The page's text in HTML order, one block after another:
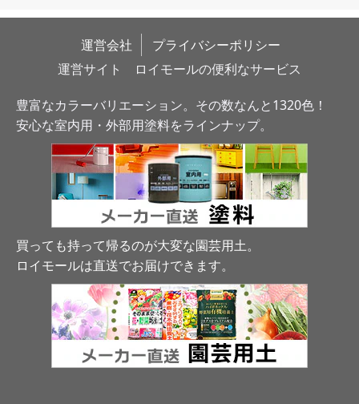
運営会社
プライバシーポリシー
運営サイト　ロイモールの便利なサービス
豊富なカラーバリエーション。その数なんと1320色！
安心な室内用・外部用塗料をラインナップ。
買っても持って帰るのが大変な園芸用土。
ロイモールは直送でお届けできます。